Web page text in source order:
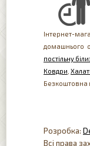
Інтернет-
домашнього
постільну
Ковдри
Безкоштовна
Розробка:
Всі права